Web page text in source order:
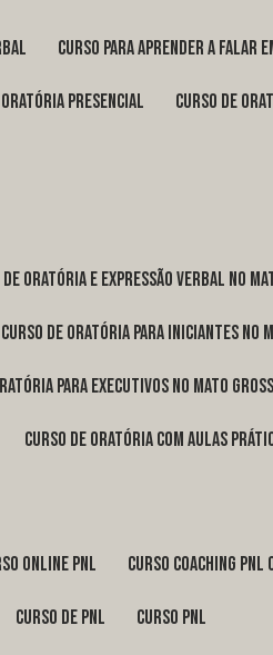
curso para aprender a falar
oratória presencial curso de
de oratória e expressão verbal no
curso de oratória para iniciantes no
para executivos no Mato
curso de oratória com aulas
online pnl curso coaching pnl
curso de pnl curso pnl